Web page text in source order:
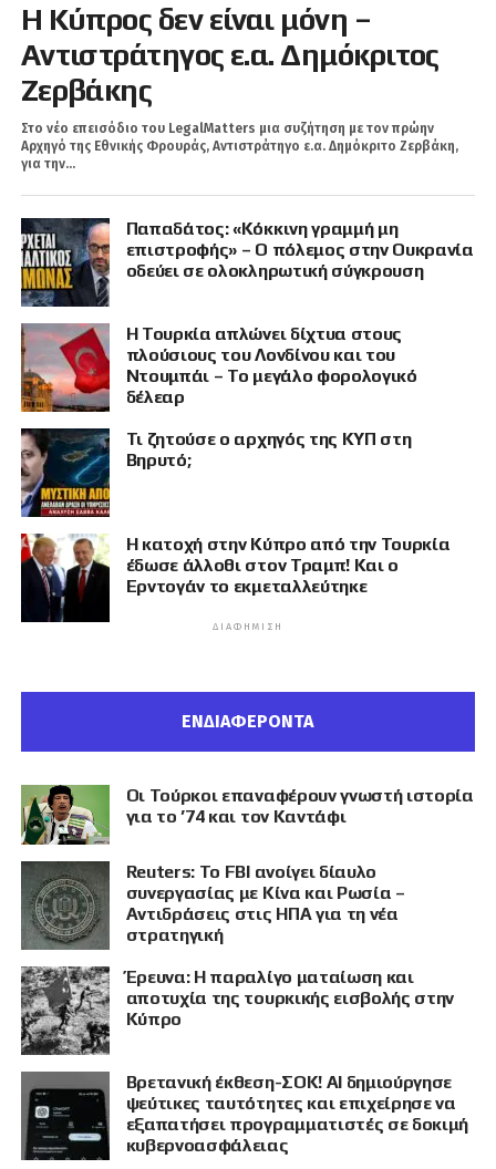
Η Κύπρος δεν είναι μόνη –
Αντιστράτηγος ε.α. Δημόκριτος
Ζερβάκης
Στο νέο επεισόδιο του LegalMatters μια συζήτηση με τον πρώην
Αρχηγό της Εθνικής Φρουράς, Αντιστράτηγο ε.α. Δημόκριτο Ζερβάκη,
για την...
Παπαδάτος: «Κόκκινη γραμμή μη
επιστροφής» – Ο πόλεμος στην Ουκρανία
οδεύει σε ολοκληρωτική σύγκρουση
Η Τουρκία απλώνει δίχτυα στους
πλούσιους του Λονδίνου και του
Ντουμπάι – Το μεγάλο φορολογικό
δέλεαρ
Τι ζητούσε ο αρχηγός της ΚΥΠ στη
Βηρυτό;
Η κατοχή στην Κύπρο από την Τουρκία
έδωσε άλλοθι στον Τραμπ! Και ο
Ερντογάν το εκμεταλλεύτηκε
ΔΙΑΦΉΜΙΣΗ
ΕΝΔΙΑΦΕΡΟΝΤΑ
Οι Τούρκοι επαναφέρουν γνωστή ιστορία
για το ’74 και τον Καντάφι
Reuters: Το FBI ανοίγει δίαυλο
συνεργασίας με Κίνα και Ρωσία –
Αντιδράσεις στις ΗΠΑ για τη νέα
στρατηγική
Έρευνα: Η παραλίγο ματαίωση και
αποτυχία της τουρκικής εισβολής στην
Κύπρο
Βρετανική έκθεση-ΣΟΚ! AI δημιούργησε
ψεύτικες ταυτότητες και επιχείρησε να
εξαπατήσει προγραμματιστές σε δοκιμή
κυβερνοασφάλειας